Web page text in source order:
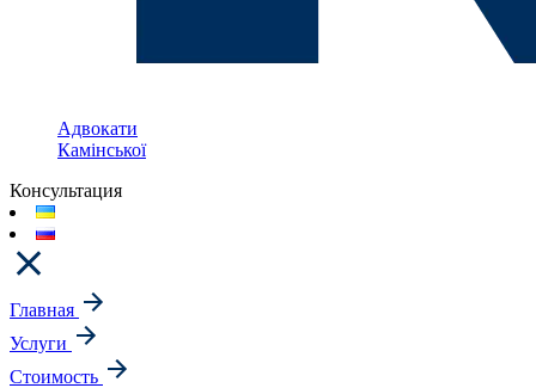
Адвокати
Камінської
Консультация
Главная
Услуги
Стоимость